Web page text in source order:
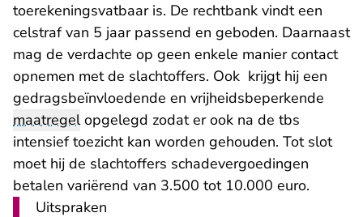
toerekeningsvatbaar is. De rechtbank vindt een
celstraf van 5 jaar passend en geboden. Daarnaast
mag de verdachte op geen enkele manier contact
opnemen met de slachtoffers. Ook krijgt hij een
gedragsbeïnvloedende en vrijheidsbeperkende
maatregelopgelegd zodat er ook na de tbs
intensief toezicht kan worden gehouden. Tot slot
moet hij de slachtoffers schadevergoedingen
betalen variërend van 3.500 tot 10.000 euro.
Uitspraken